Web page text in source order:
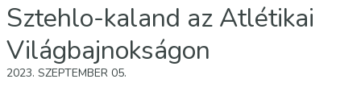
Sztehlo-kaland az Atlétikai
Világbajnokságon
2023. SZEPTEMBER 05.